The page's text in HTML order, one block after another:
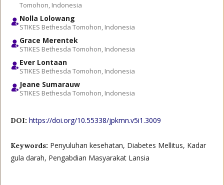
Tomohon, Indonesia
Nolla Lolowang
STIKES Bethesda Tomohon, Indonesia
Grace Merentek
STIKES Bethesda Tomohon, Indonesia
Ever Lontaan
STIKES Bethesda Tomohon, Indonesia
Jeane Sumarauw
STIKES Bethesda Tomohon, Indonesia
DOI: https://doi.org/10.55338/jpkmn.v5i1.3009
Keywords: Penyuluhan kesehatan, Diabetes Mellitus, Kadar
gula darah, Pengabdian Masyarakat Lansia